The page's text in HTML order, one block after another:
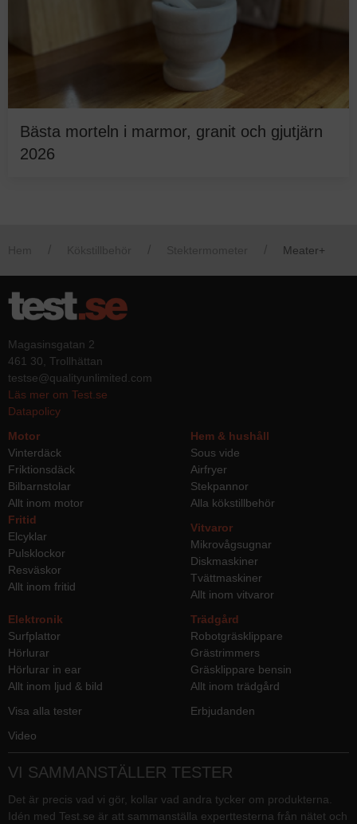
Bästa morteln i marmor, granit och gjutjärn
2026
Meater+
Magasinsgatan 2
461 30, Trollhättan
testse@qualityunlimited.com
Läs mer om Test.se
Datapolicy
Motor
Vinterdäck
Friktionsdäck
Bilbarnstolar
Allt inom motor
Hem & hushåll
Sous vide
Airfryer
Stekpannor
Alla kökstillbehör
Fritid
Elcyklar
Pulsklockor
Resväskor
Allt inom fritid
Vitvaror
Mikrovågsugnar
Diskmaskiner
Tvättmaskiner
Allt inom vitvaror
Elektronik
Surfplattor
Hörlurar
Hörlurar in ear
Allt inom ljud & bild
Trädgård
Robotgräsklippare
Grästrimmers
Gräsklippare bensin
Allt inom trädgård
Visa alla tester
Erbjudanden
Video
VI SAMMANSTÄLLER TESTER
Det är precis vad vi gör, kollar vad andra tycker om produkterna.
Idén med Test.se är att sammanställa experttesterna från nätet och